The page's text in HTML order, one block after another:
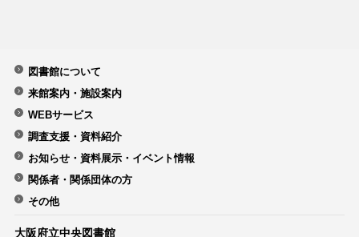
図書館について
来館案内・施設案内
WEBサービス
調査支援・資料紹介
お知らせ・資料展示・イベント情報
関係者・関係団体の方
その他
大阪府立中央図書館